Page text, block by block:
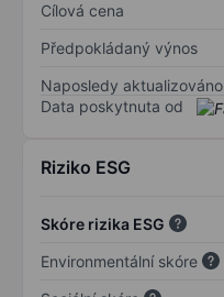
Cílová cena
Předpokládaný výnos
Naposledy aktualizováno
Data poskytnuta od
Riziko ESG
Skóre rizika ESG
Environmentální skóre